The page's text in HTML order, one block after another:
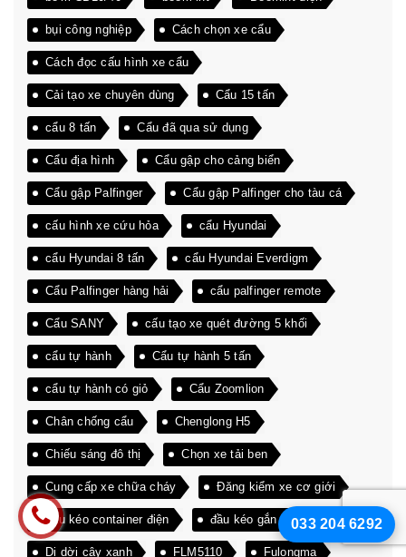
bụi công nghiệp Cách chọn xe cẩu
Cách đọc cấu hình xe cẩu
Cải tạo xe chuyên dùng Cẩu 15 tấn
cẩu 8 tấn Cẩu đã qua sử dụng
Cẩu địa hình Cẩu gập cho cảng biển
Cẩu gập Palfinger Cẩu gập Palfinger cho tàu cá
cấu hình xe cứu hỏa cẩu Hyundai
cẩu Hyundai 8 tấn cẩu Hyundai Everdigm
Cẩu Palfinger hàng hải cẩu palfinger remote
Cẩu SANY cấu tạo xe quét đường 5 khối
cẩu tự hành Cẩu tự hành 5 tấn
cẩu tự hành có giỏ Cẩu Zoomlion
Chân chống cẩu Chenglong H5
Chiếu sáng đô thị Chọn xe tải ben
Cung cấp xe chữa cháy Đăng kiểm xe cơ giới
đầu kéo container điện đầu kéo gắn cẩu
Di dời cây xanh FLM5110 Fulongma
033 204 6292